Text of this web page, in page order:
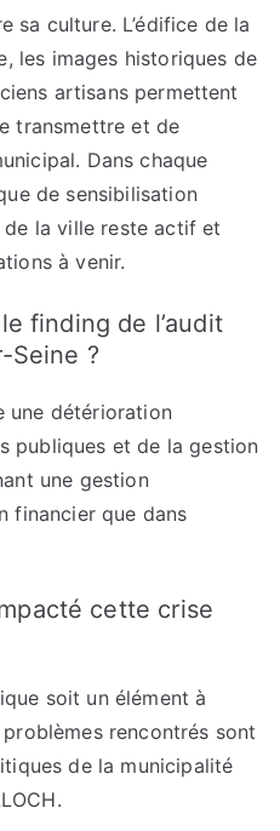
sa culture. L’édifice de la
les images historiques de
artisans permettent
transmettre et de
Dans chaque
de sensibilisation
la ville reste actif et
à venir.
finding de l’audit
Seine ?
une détérioration
publiques et de la gestion
une gestion
financier que dans
cette crise
soit un élément à
rencontrés sont
de la municipalité